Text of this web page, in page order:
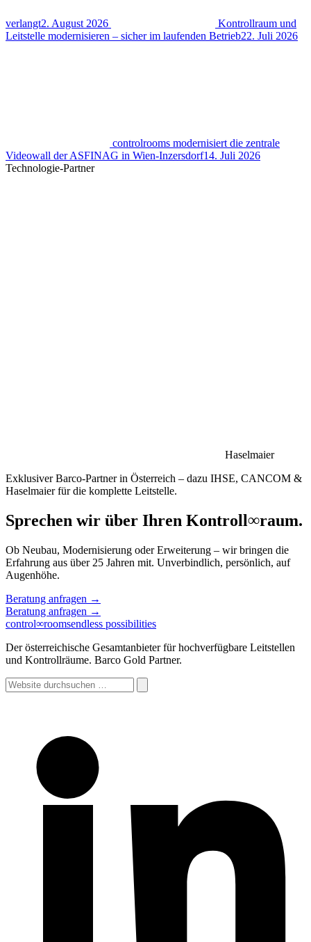
verlangt2. August 2026
Kontrollraum und
Leitstelle modernisieren – sicher im laufenden Betrieb22. Juli 2026
controlrooms modernisiert die zentrale
Videowall der ASFINAG in Wien-Inzersdorf14. Juli 2026
Technologie-Partner
Haselmaier
Exklusiver Barco-Partner in Österreich – dazu IHSE, CANCOM &
Haselmaier für die komplette Leitstelle.
Sprechen wir über Ihren Kontroll∞raum.
Ob Neubau, Modernisierung oder Erweiterung – wir bringen die
Erfahrung aus über 25 Jahren mit. Unverbindlich, persönlich, auf
Augenhöhe.
Beratung anfragen →
Beratung anfragen →
control∞roomsendless possibilities
Der österreichische Gesamtanbieter für hochverfügbare Leitstellen
und Kontrollräume. Barco Gold Partner.
Website
durchsuchen